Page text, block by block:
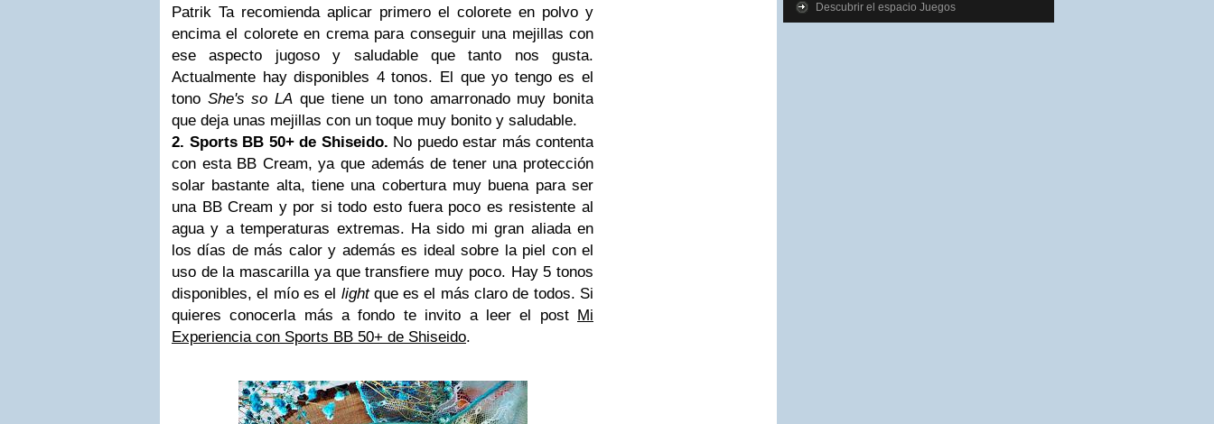
Patrik Ta recomienda aplicar primero el colorete en polvo y
encima el colorete en crema para conseguir una mejillas con
ese aspecto jugoso y saludable que tanto nos gusta.
Actualmente hay disponibles 4 tonos. El que yo tengo es el
tono She's so LA que tiene un tono amarronado muy bonita
que deja unas mejillas con un toque muy bonito y saludable.
2. Sports BB 50+ de Shiseido. No puedo estar más contenta
con esta BB Cream, ya que además de tener una protección
solar bastante alta, tiene una cobertura muy buena para ser
una BB Cream y por si todo esto fuera poco es resistente al
agua y a temperaturas extremas. Ha sido mi gran aliada en
los días de más calor y además es ideal sobre la piel con el
uso de la mascarilla ya que transfiere muy poco. Hay 5 tonos
disponibles, el mío es el lightque es el más claro de todos. Si
quieres conocerla más a fondo te invito a leer el post Mi
Experiencia con Sports BB 50+ de Shiseido.
Descubrir el espacio Juegos